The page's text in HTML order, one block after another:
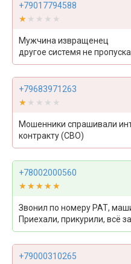
+79017794588
★★★★★
★★★★★
Мужчина извращенец
другое системя не
+79683971263
★★★★★
★★★★★
Мошенники спрашивали
контракту (СВО)
+78002000560
★★★★★
★★★★★
Звонил по номеру РАТ,
Приехали, прикурили, всё
+79000310265